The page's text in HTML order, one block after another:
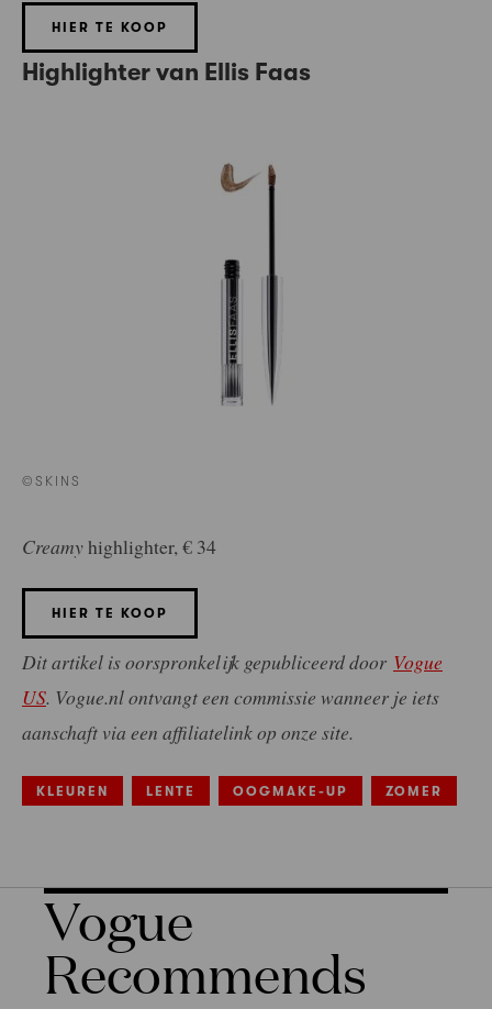
HIER TE KOOP
Highlighter van Ellis Faas
©SKINS
Creamyhighlighter, € 34
HIER TE KOOP
Dit artikel is oorspronkelijk gepubliceerd door Vogue
US. Vogue.nl ontvangt een commissie wanneer je iets
aanschaft via een affiliatelink op onze site.
KLEUREN LENTE OOGMAKE-UP ZOMER
Vogue
Recommends